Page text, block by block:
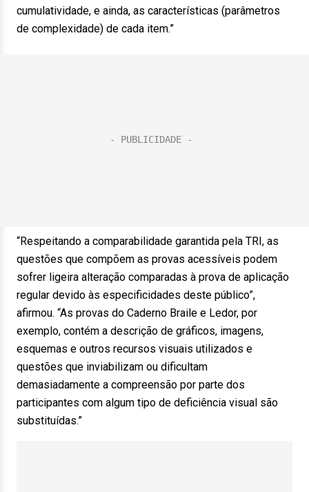
cumulatividade, e ainda, as características (parâmetros
de complexidade) de cada item.”
“Respeitando a comparabilidade garantida pela TRI, as
questões que compõem as provas acessíveis podem
sofrer ligeira alteração comparadas à prova de aplicação
regular devido às especificidades deste público”,
afirmou. “As provas do Caderno Braile e Ledor, por
exemplo, contém a descrição de gráficos, imagens,
esquemas e outros recursos visuais utilizados e
questões que inviabilizam ou dificultam
demasiadamente a compreensão por parte dos
participantes com algum tipo de deficiência visual são
substituídas.”